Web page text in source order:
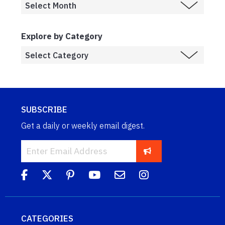
Explore by Category
SUBSCRIBE
Get a daily or weekly email digest.
CATEGORIES